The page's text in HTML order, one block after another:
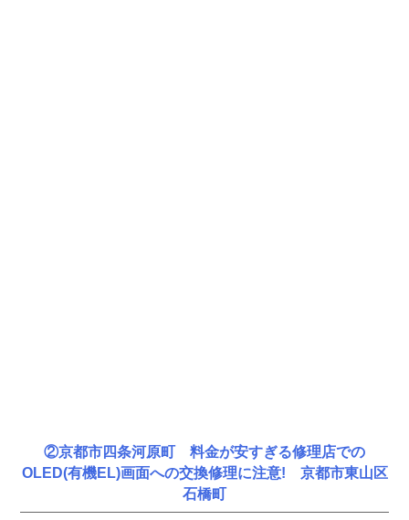
②京都市四条河原町 料金が安すぎる修理店での
OLED(有機EL)画面への交換修理に注意! 京都市東山区
石橋町